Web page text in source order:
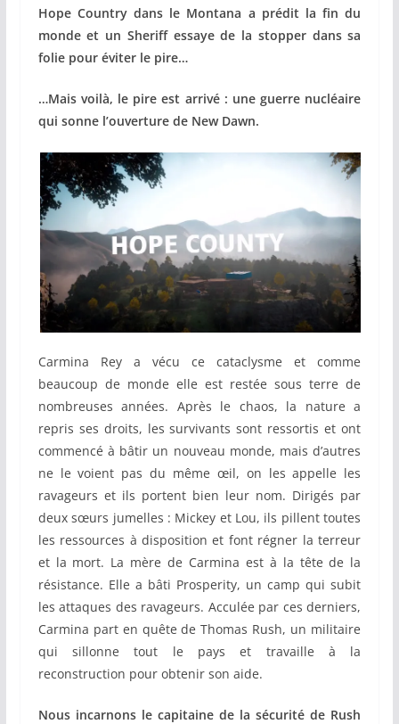
Hope Country dans le Montana a prédit la fin du
monde et un Sheriff essaye de la stopper dans sa
folie pour éviter le pire…
…Mais voilà, le pire est arrivé : une guerre nucléaire
qui sonne l’ouverture de New Dawn.
Carmina Rey a vécu ce cataclysme et comme
beaucoup de monde elle est restée sous terre de
nombreuses années. Après le chaos, la nature a
repris ses droits, les survivants sont ressortis et ont
commencé à bâtir un nouveau monde, mais d’autres
ne le voient pas du même œil, on les appelle les
ravageurs et ils portent bien leur nom. Dirigés par
deux sœurs jumelles : Mickey et Lou, ils pillent toutes
les ressources à disposition et font régner la terreur
et la mort. La mère de Carmina est à la tête de la
résistance. Elle a bâti Prosperity, un camp qui subit
les attaques des ravageurs. Acculée par ces derniers,
Carmina part en quête de Thomas Rush, un militaire
qui sillonne tout le pays et travaille à la
reconstruction pour obtenir son aide.
Nous incarnons le capitaine de la sécurité de Rush